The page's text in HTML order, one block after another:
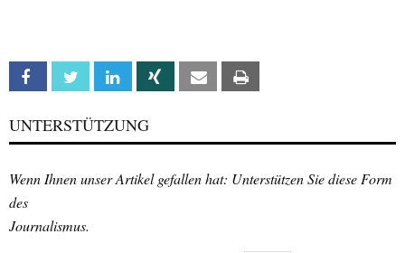
Facebook Twitter Linkedin Xing Email
UNTERSTÜTZUNG
Wenn Ihnen unser Artikel gefallen hat: Unterstützen Sie diese Form
des
Journalismus.